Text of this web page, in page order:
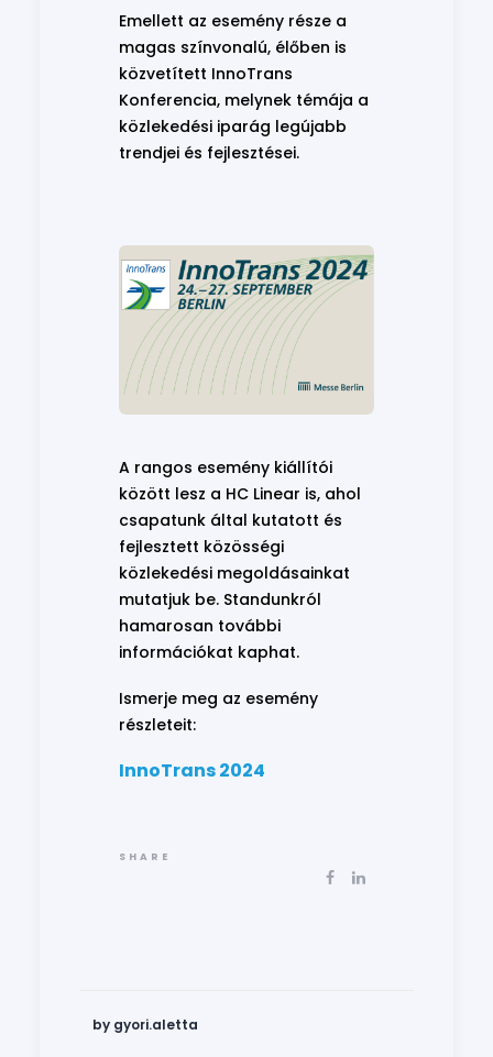
Emellett az esemény része a
magas színvonalú, élőben is
közvetített InnoTrans
Konferencia, melynek témája a
közlekedési iparág legújabb
trendjei és fejlesztései.
A rangos esemény kiállítói
között lesz a HC Linear is, ahol
csapatunk által kutatott és
fejlesztett közösségi
közlekedési megoldásainkat
mutatjuk be. Standunkról
hamarosan további
információkat kaphat.
Ismerje meg az esemény
részleteit:
InnoTrans 2024
SHARE
by gyori.aletta